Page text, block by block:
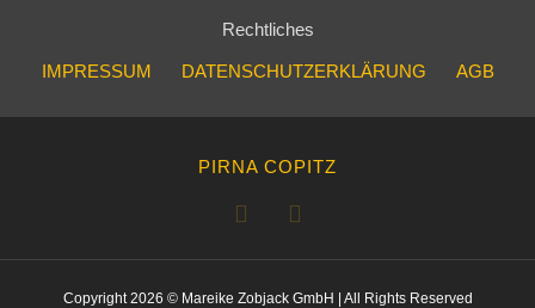
Rechtliches
IMPRESSUM DATENSCHUTZERKLÄRUNG AGB
PIRNA COPITZ
Copyright 2026 © Mareike Zobjack GmbH | All Rights Reserved